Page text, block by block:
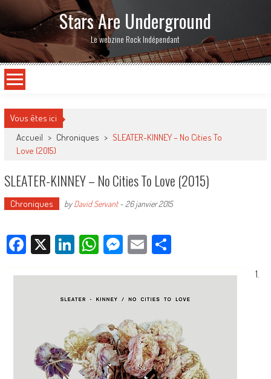
Stars Are Underground
Le webzine Rock Indépendant
Vous êtes ici
Accueil > Chroniques > SLEATER-KINNEY – No Cities To
Love (2015)
SLEATER-KINNEY – No Cities To Love (2015)
Chroniques byDavid Servant- 26 janvier 2015
Facebook
X LinkedIn
WhatsApp
Messenger
EmailPartager
1.